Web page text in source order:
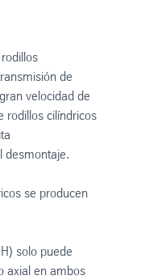
de
velocidad de
rodillos cilíndricos
desmontaje.
se producen
solo puede
axial en ambos